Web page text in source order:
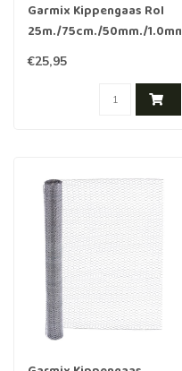
Garmix Kippengaas Rol
25m./75cm./50mm./1.0mm
€25,95